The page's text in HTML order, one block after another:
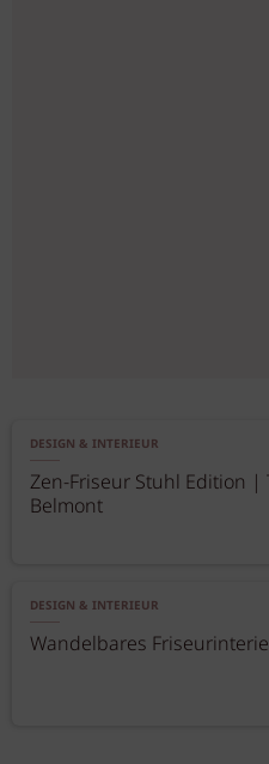
DESIGN & INTERIEUR
Zen-Friseur Stuhl Edition |
Belmont
DESIGN & INTERIEUR
Wandelbares